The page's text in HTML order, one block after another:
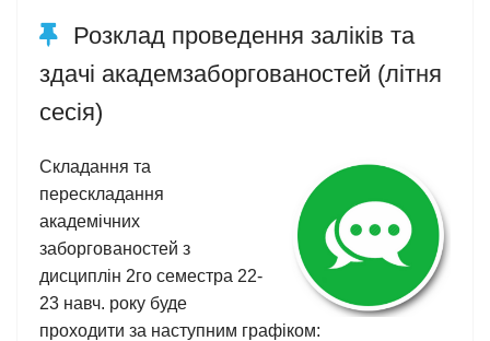
Розклад проведення заліків та
здачі академзаборгованостей (літня
сесія)
Складання та
перескладання
академічних
заборгованостей з
дисциплін 2го семестра 22-
23 навч. року буде
проходити за наступним графіком: